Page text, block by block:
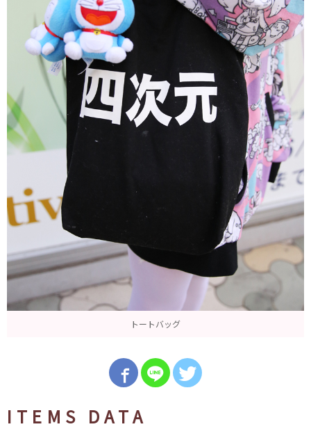
トートバッグ
ITEMS DATA